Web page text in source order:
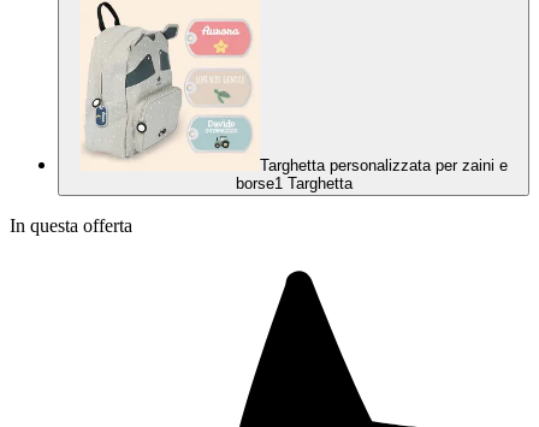
Targhetta personalizzata per zaini e
borse1 Targhetta
In questa offerta